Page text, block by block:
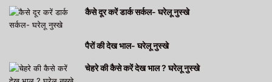
कैसे दूर करें डार्क सर्कल- घरेलू नुस्खे
पैरों की देख भाल- घरेलू नुस्खे
चेहरे की कैसे करें देख भाल ? घरेलू नुस्खे